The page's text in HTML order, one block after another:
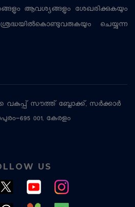
ആവശ്യങ്ങളും ശേഖരിക്കുകയും
ചെയ്യുന്ന
വകുപ്പ് സൗത്ത് ബ്ലോക്ക്, സര്‍ക്കാര്‍
695 001, കേരളം
US